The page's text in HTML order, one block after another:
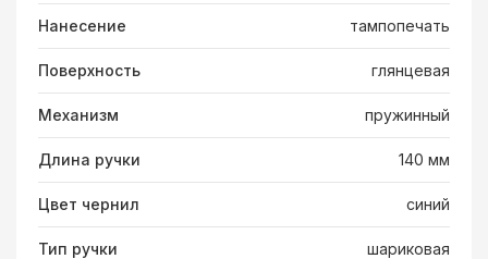
Нанесение тампопечать
Поверхность глянцевая
Механизм пружинный
Длина ручки 140 мм
Цвет чернил синий
Тип ручки шариковая